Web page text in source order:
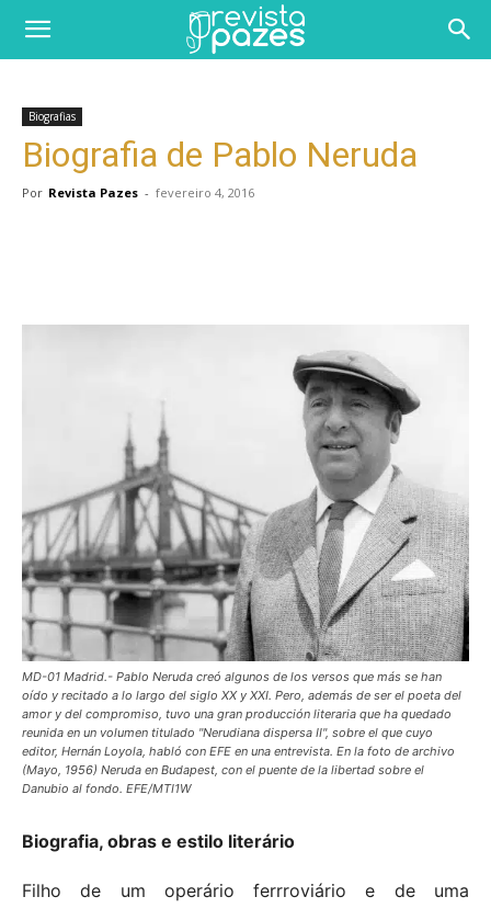
Biografias
Biografia de Pablo Neruda
Por Revista Pazes - fevereiro 4, 2016
MD-01 Madrid.- Pablo Neruda creó algunos de los versos que más se han
oído y recitado a lo largo del siglo XX y XXI. Pero, además de ser el poeta del
amor y del compromiso, tuvo una gran producción literaria que ha quedado
reunida en un volumen titulado "Nerudiana dispersa II", sobre el que cuyo
editor, Hernán Loyola, habló con EFE en una entrevista. En la foto de archivo
(Mayo, 1956) Neruda en Budapest, con el puente de la libertad sobre el
Danubio al fondo. EFE/MTI1W
Biografia, obras e estilo literário
Filho de um operário ferrroviário e de uma